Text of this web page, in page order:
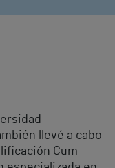
llevé a cabo
Cum